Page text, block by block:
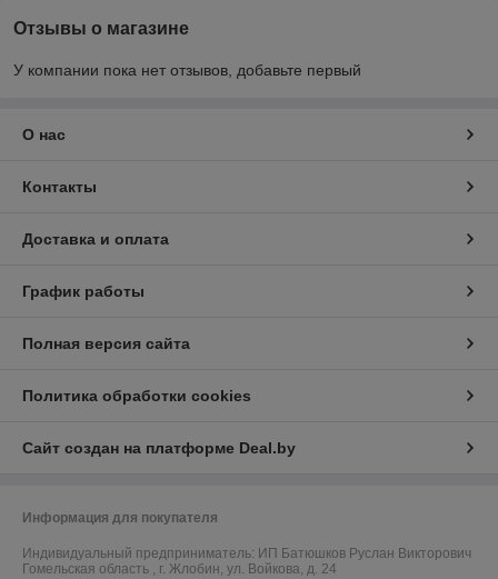
Отзывы о магазине
У компании пока нет отзывов, добавьте первый
О нас
Контакты
Доставка и оплата
График работы
Полная версия сайта
Политика обработки cookies
Сайт создан на платформе Deal.by
Информация для покупателя
Индивидуальный предприниматель: ИП Батюшков Руслан Викторович
Гомельская область , г. Жлобин, ул. Войкова, д. 24